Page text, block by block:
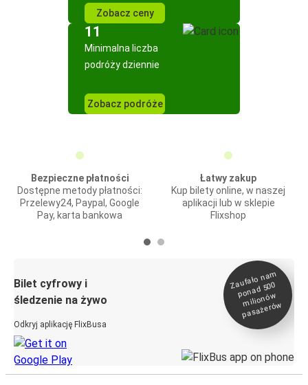
Zobacz ceny
11
Minimalna liczba
podróży dziennie
Zobacz podróże
Bezpieczne płatności
Dostępne metody płatności:
Przelewy24, Paypal, Google
Pay, karta bankowa
Łatwy zakup
Kup bilety online, w naszej
aplikacji lub w sklepie
Flixshop
Bilet cyfrowy i
śledzenie na żywo
Odkryj aplikację FlixBusa
Zaufało na
m
ponad 500
milionó
w
pasażeró
w